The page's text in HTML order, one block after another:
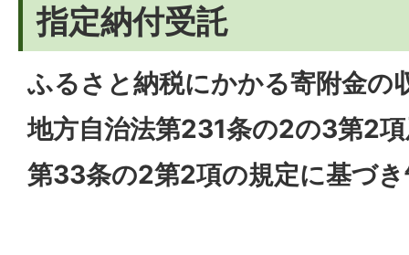
指定納付受託
ふるさと納税にかかる寄附金の
地方自治法第231条の2の3第2
第33条の2第2項の規定に基づ